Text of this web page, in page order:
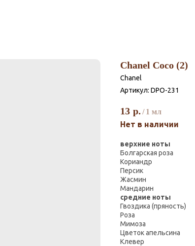
Chanel Coco (2)
Chanel
Артикул: DPO-231
13 р. / 1 мл
Нет в наличии
верхние ноты
Болгарская роза
Кориандр
Персик
Жасмин
Мандарин
средние ноты
Гвоздика (пряность)
Роза
Мимоза
Цветок апельсина
Клевер